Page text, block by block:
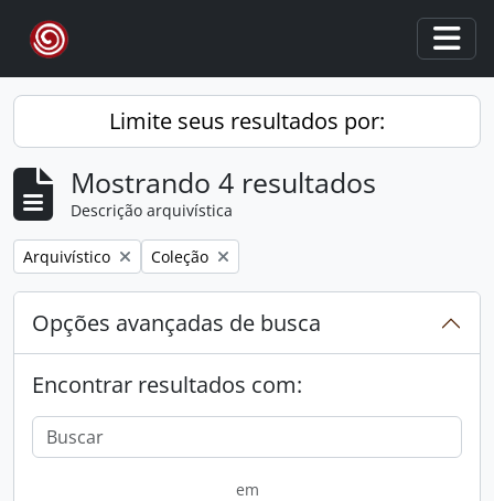
Skip to main content
Limite seus resultados por:
Mostrando 4 resultados
Descrição arquivística
Remover filtro:
Arquivístico Remover filtro:
Coleção
Opções avançadas de busca
Encontrar resultados com:
em